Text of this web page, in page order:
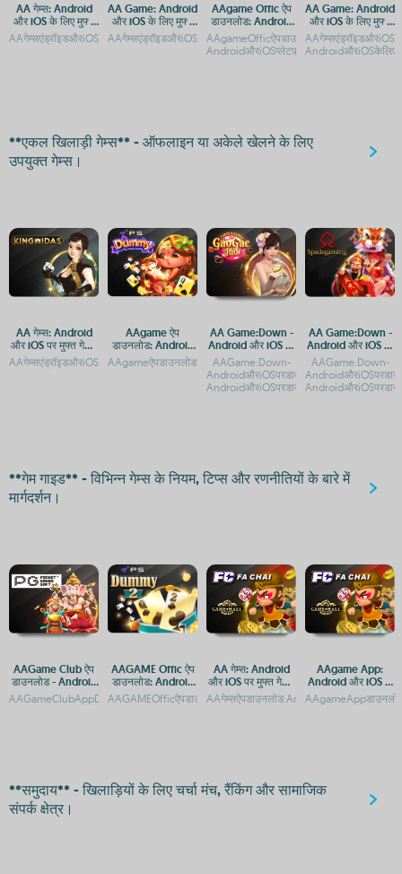
AA गेम्स: Android
और iOS के लिए मुफ्त
गेमिंग ऐप्स
AAगेम्सएंड्रॉइडऔरiOSपरमुफ्तमेंडाउनलोडकरनेकेलिएउपलब्धहैंAAगेम्सएंड्रॉइडऔरiOSपरमुफ्तमेंडाउ
AA Game: Android
और iOS के लिए मुफ्त
डाउनलोड और गेमिंग
अनुभव
AAgame Offic ऐप
डाउनलोड: Android
और iOS प्लेटफ़ॉर्म पर
एक्सेस गाइड
AAgameOfficऐपडाउनलोड-
AA Game: Android
और iOS के लिए मुफ्त
डाउनलोड और प्ले गाइड
**एकल खिलाड़ी गेम्स** - ऑफलाइन या अकेले खेलने के लिए
उपयुक्त गेम्स।
AA गेम्स: Android
और iOS पर मुफ्त गेमिंग
ऐप
AAगेम्सएंड्रॉइडऔरiOSपरमुफ्तगेमिंगऐपAAगेम्सएंड्रॉइडऔरiOSपरमुफ्तमेंखेलनेकेलिएडाउनलोडकरेंAA
AAgame ऐप
डाउनलोड: Android
और iOS प्लेटफ़ॉर्म पर
गेमिंग एक्सेस
AA Game:Down -
Android और iOS पर
डाउनलोड और एक्सेस
गाइड
AAGame:Down-
AA Game:Down -
Android और iOS पर
डाउनलोड और एक्सेस
गाइड
AAGame:Down-
**गेम गाइड** - विभिन्न गेम्स के नियम, टिप्स और रणनीतियों के बारे में
मार्गदर्शन।
AAGame Club ऐप
डाउनलोड - Android
और iOS प्लेटफॉर्म पर
एक्सेस
AAGAME Offic ऐप
डाउनलोड: Android
और iOS प्लेटफ़ॉर्म
गाइड
AA गेम्स: Android
और iOS पर मुफ्त गेमिंग
ऐप
AAgame App:
Android और iOS के
लिए मुफ्त डाउनलोड
**समुदाय** - खिलाड़ियों के लिए चर्चा मंच, रैंकिंग और सामाजिक
संपर्क क्षेत्र।